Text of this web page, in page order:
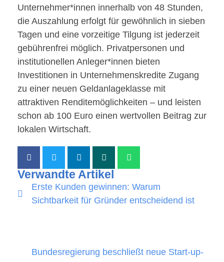
Unternehmer*innen innerhalb von 48 Stunden,
die Auszahlung erfolgt für gewöhnlich in sieben
Tagen und eine vorzeitige Tilgung ist jederzeit
gebührenfrei möglich. Privatpersonen und
institutionellen Anleger*innen bieten
Investitionen in Unternehmenskredite Zugang
zu einer neuen Geldanlageklasse mit
attraktiven Renditemöglichkeiten – und leisten
schon ab 100 Euro einen wertvollen Beitrag zur
lokalen Wirtschaft.
Verwandte Artikel
Erste Kunden gewinnen: Warum
Sichtbarkeit für Gründer entscheidend ist
Bundesregierung beschließt neue Start-up-